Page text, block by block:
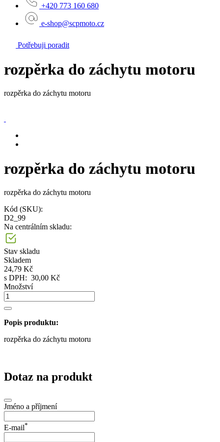
+420 773 160 680
e-shop@scpmoto.cz
Potřebuji poradit
rozpěrka do záchytu motoru
rozpěrka do záchytu motoru
rozpěrka do záchytu motoru
rozpěrka do záchytu motoru
Kód (SKU):
D2_99
Na centrálním skladu:
Stav skladu
Skladem
24,79 Kč
s DPH: 30,00 Kč
Množství
Popis produktu:
rozpěrka do záchytu motoru
Dotaz na produkt
Jméno a příjmení
E-mail*